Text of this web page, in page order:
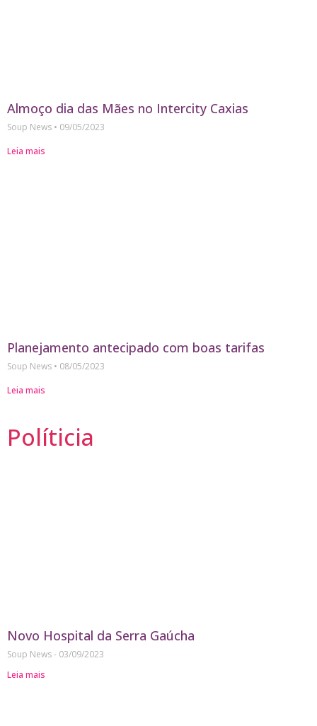
Almoço dia das Mães no Intercity Caxias
Soup News
09/05/2023
Leia mais
Planejamento antecipado com boas tarifas
Soup News
08/05/2023
Leia mais
Políticia
Novo Hospital da Serra Gaúcha
Soup News
03/09/2023
Leia mais